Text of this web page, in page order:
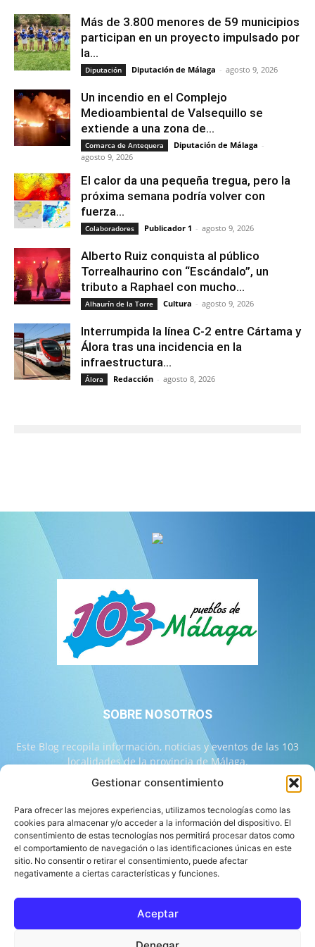
Gestionar consentimiento
Para ofrecer las mejores experiencias, utilizamos tecnologías como las
cookies para almacenar y/o acceder a la información del dispositivo. El
consentimiento de estas tecnologías nos permitirá procesar datos como
el comportamiento de navegación o las identificaciones únicas en este
sitio. No consentir o retirar el consentimiento, puede afectar
negativamente a ciertas características y funciones.
Aceptar
Más de 3.800 menores de 59 municipios
participan en un proyecto impulsado por
la...
Diputación Diputación de Málaga - agosto 9, 2026
Un incendio en el Complejo
Medioambiental de Valsequillo se
extiende a una zona de...
Comarca de Antequera Diputación de Málaga -
agosto 9, 2026
El calor da una pequeña tregua, pero la
próxima semana podría volver con
fuerza...
Colaboradores Publicador 1 - agosto 9, 2026
Alberto Ruiz conquista al público
Torrealhaurino con “Escándalo”, un
tributo a Raphael con mucho...
Alhaurín de la Torre Cultura - agosto 9, 2026
Interrumpida la línea C-2 entre Cártama y
Álora tras una incidencia en la
infraestructura...
Álora Redacción - agosto 8, 2026
SOBRE NOSOTROS
Este Blog recopila información, noticias y eventos de las 103
localidades de la provincia de Málaga.
Contáctanos: info@103malaga.com
SÍGUENOS
Equipo de 103 Málaga